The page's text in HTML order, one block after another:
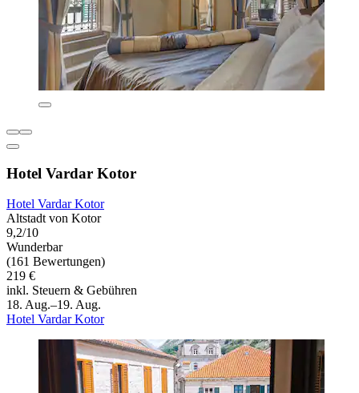
Hotel Vardar Kotor
Hotel Vardar Kotor
Altstadt von Kotor
9,2/10
Wunderbar
(161 Bewertungen)
219 €
inkl. Steuern & Gebühren
18. Aug.–19. Aug.
Hotel Vardar Kotor